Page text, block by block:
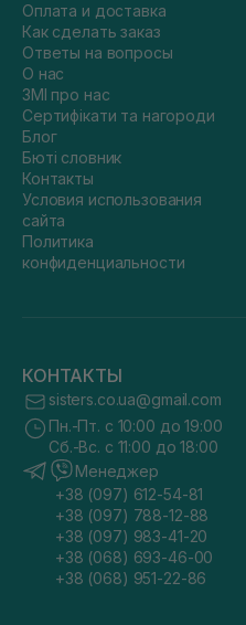
Оплата и доставка
Как сделать заказ
Ответы на вопросы
О нас
ЗМІ про нас
Сертифікати та нагороди
Блог
Бюті словник
Контакты
Условия использования
сайта
Политика
конфиденциальности
КОНТАКТЫ
sisters.co.ua@gmail.com
Пн.-Пт. с 10:00 до 19:00
Сб.-Вс. с 11:00 до 18:00
Менеджер
+38 (097) 612-54-81
+38 (097) 788-12-88
+38 (097) 983-41-20
+38 (068) 693-46-00
+38 (068) 951-22-86